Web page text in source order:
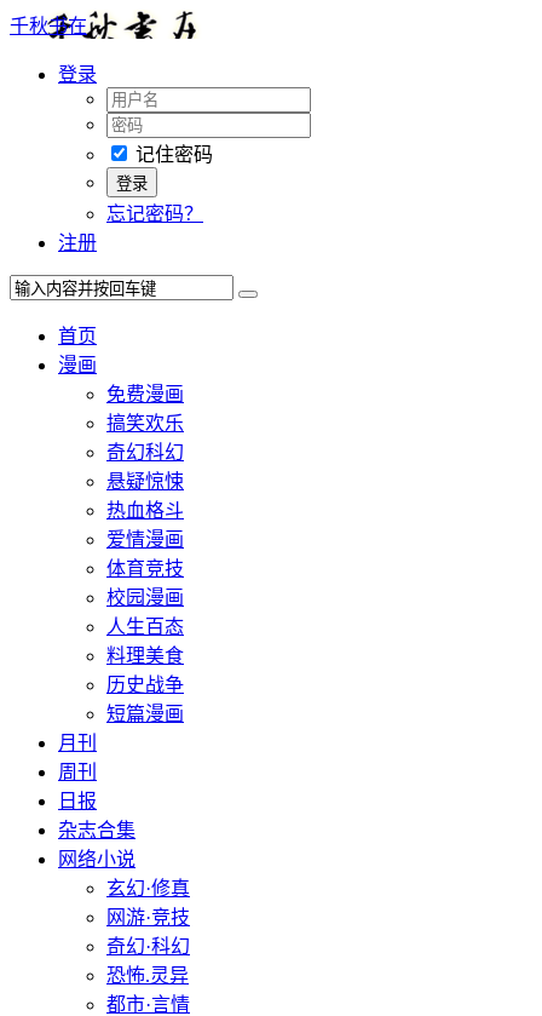
千秋书在
登录
记住密码
忘记密码？
注册
首页
漫画
免费漫画
搞笑欢乐
奇幻科幻
悬疑惊悚
热血格斗
爱情漫画
体育竞技
校园漫画
人生百态
料理美食
历史战争
短篇漫画
月刊
周刊
日报
杂志合集
网络小说
玄幻·修真
网游·竞技
奇幻·科幻
恐怖.灵异
都市·言情